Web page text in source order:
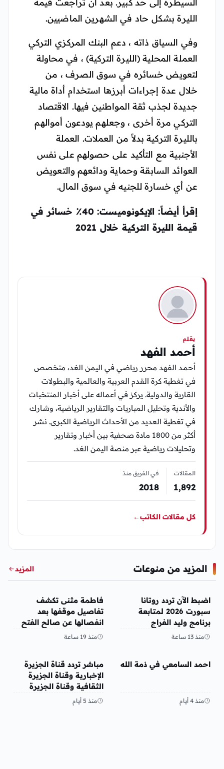
الليرة بشكل حاد في الشهرين الماضيين.
وفي السياق ذاته ، دعم البنك المركزي التركي
العملة المحلية (الليرة التركية) ، في محاولة
لتعويض خسائره في سوق الصرف ، من
خلال عدة إجراءات أبرزها استخدام أداة مالية
جديدة لجذب ثقة المواطنين فيها. الاقتصاد
التركي مرة أخرى ، وجعلهم يودعون أموالهم
بالليرة التركية بدلاً من العملات. العملة
الأجنبية مع التأكيد على حصولهم على نفس
العوائد السابقة وحماية ودائعهم والتعويض
عن أي خسارة للجنيه في سوق المال.
إقرأ أيضاً: الإيكونوميست: 40٪ خسائر في
قيمة الليرة التركية خلال 2021
بقلم
أحمد الفهد
أحمد الفهد محرر رياضي في اليمن الغد، متخصص
في تغطية كرة القدم العربية والعالمية والبطولات
القارية والدولية. يركز في أعماله على أخبار المنتخبات
والأندية وتحليل المباريات والتقارير الرياضية، وشارك
في تغطية العديد من الأحداث الرياضية الكبرى. نشر
أكثر من 1800 مادة صحفية بين أخبار وتقارير
وتحليلات رياضية عبر منصة اليمن الغد.
المقالات
1٬892
في الفريق منذ
2018
كل مقالات الكاتب←
المزيد من منوعات المزيد
منوعات
اضبط الآن تردد روتانا
سبورت 2026 لمتابعة
برنامج وليد الفراج
منذ 13 ساعة
منوعات
فاطمة مثنى تكشف
تفاصيل موقفها بعد
انفصالها عن صالح الفتح
منذ 19 ساعة
منوعات
احمد السامعي في ذمة الله
منذ 4 أيام
منوعات
مباشر تردد قناة الجزيرة
الإخبارية وقناة الجزيرة
الثقافية وقناة الجزيرة
مباشر قنوات الجزيرة 2026
منذ 5 أيام